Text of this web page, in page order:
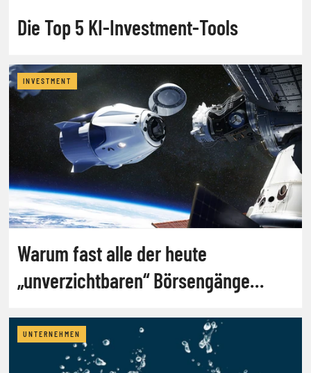
Die Top 5 KI-Investment-Tools
INVESTMENT
Warum fast alle der heute
„unverzichtbaren“ Börsengänge
UNTERNEHMEN